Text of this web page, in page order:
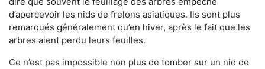
d’apercevoir les nids de frelons asiatiques. Ils sont plus
remarqués généralement qu’en hiver, après le fait que les
arbres aient perdu leurs feuilles.
Ce n’est pas impossible non plus de tomber sur un nid de